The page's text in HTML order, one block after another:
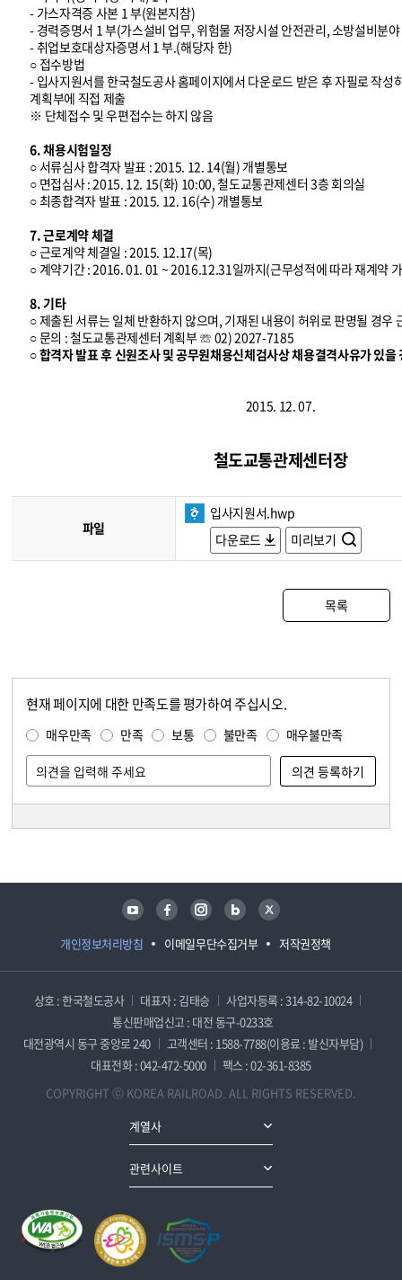
- 가스자격증 사본 1 부(원본지참)
- 경력증명서 1 부(가스설비 업무, 위험물 저장시설 안전관리, 소방설비분
- 취업보호대상자증명서 1 부.(해당자 한)
○ 접수방법
- 입사지원서를 한국철도공사 홈페이지에서 다운로드 받은 후 자필로 작성
계획부에 직접 제출
※ 단체접수 및 우편접수는 하지 않음
6. 채용시험일정
○ 서류심사 합격자 발표 : 2015. 12. 14(월) 개별통보
○ 면접심사 : 2015. 12. 15(화) 10:00, 철도교통관제센터 3층 회의실
○ 최종합격자 발표 : 2015. 12. 16(수) 개별통보
7. 근로계약 체결
○ 근로계약 체결일 : 2015. 12.17(목)
○ 계약기간 : 2016. 01. 01 ~ 2016.12.31일까지(근무성적에 따라 재계약
8. 기타
○ 제출된 서류는 일체 반환하지 않으며, 기재된 내용이 허위로 판명될 경우
○ 문의 : 철도교통관제센터 계획부 ☏ 02) 2027-7185
○ 합격자 발표 후 신원조사 및 공무원채용신체검사상 채용결격사유가 있
2015. 12. 07.
철도교통관제센터장
파일
입사지원서.hwp
다운로드
미리보기
목록
현재 페이지에 대한 만족도를 평가하여 주십시오.
매우만족 만족 보통 불만족 매우불만족
개인정보처리방침 이메일무단수집거부 저작권정책
유튜브 페이스북 인스타그램 블로그 트위터
상호 : 한국철도공사 대표자 : 김태승
사업자등록 : 314-82-10024
통신판매업신고 : 대전 동구-0233호
대전광역시 동구 중앙로 240
고객센터 : 1588-7788(이용료 : 발신자부담)
대표전화 : 042-472-5000
팩스 : 02-361-8385
COPYRIGHT ⓒ KOREA RAILROAD. ALL RIGHTS RESERVED.
계열사
관련사이트